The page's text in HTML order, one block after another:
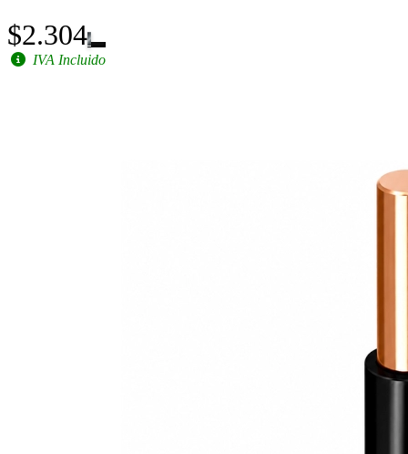
$2.304
IVA Incluido